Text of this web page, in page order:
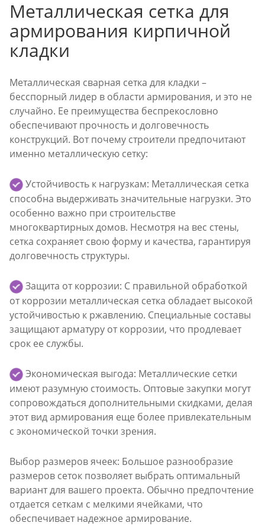
Металлическая сетка для
армирования кирпичной
кладки
Металлическая сварная сетка для кладки –
бесспорный лидер в области армирования, и это не
случайно. Ее преимущества беспрекословно
обеспечивают прочность и долговечность
конструкций. Вот почему строители предпочитают
именно металлическую сетку:
Устойчивость к нагрузкам: Металлическая сетка
способна выдерживать значительные нагрузки. Это
особенно важно при строительстве
многоквартирных домов. Несмотря на вес стены,
сетка сохраняет свою форму и качества, гарантируя
долговечность структуры.
Защита от коррозии: С правильной обработкой
от коррозии металлическая сетка обладает высокой
устойчивостью к ржавлению. Специальные составы
защищают арматуру от коррозии, что продлевает
срок ее службы.
Экономическая выгода: Металлические сетки
имеют разумную стоимость. Оптовые закупки могут
сопровождаться дополнительными скидками, делая
этот вид армирования еще более привлекательным
с экономической точки зрения.
Выбор размеров ячеек: Большое разнообразие
размеров сеток позволяет выбрать оптимальный
вариант для вашего проекта. Обычно предпочтение
отдается сеткам с мелкими ячейками, что
обеспечивает надежное армирование.